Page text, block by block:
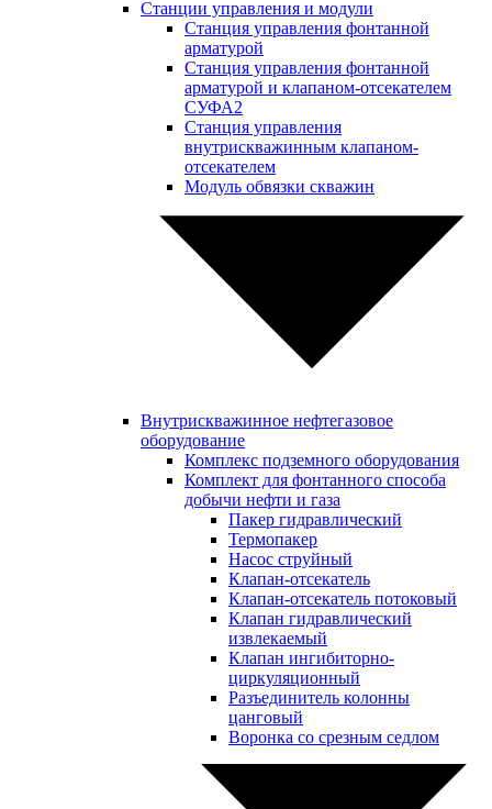
Станции управления и модули
Станция управления фонтанной
арматурой
Станция управления фонтанной
арматурой и клапаном-отсекателем
СУФА2
Станция управления
внутрискважинным клапаном-
отсекателем
Модуль обвязки скважин
Внутрискважинное нефтегазовое
оборудование
Комплекс подземного оборудования
Комплект для фонтанного способа
добычи нефти и газа
Пакер гидравлический
Термопакер
Насос струйный
Клапан-отсекатель
Клапан-отсекатель потоковый
Клапан гидравлический
извлекаемый
Клапан ингибиторно-
циркуляционный
Разъединитель колонны
цанговый
Воронка со срезным седлом